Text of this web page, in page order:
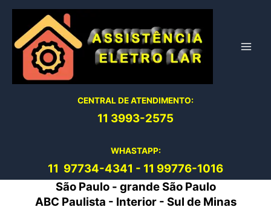
conteúdo
CENTRAL DE ATENDIMENTO:
11 3993-2575
WHASTAPP:
11 97734-4341 - 11 99776-1016
São Paulo - grande São Paulo
ABC Paulista - Interior - Sul de Minas